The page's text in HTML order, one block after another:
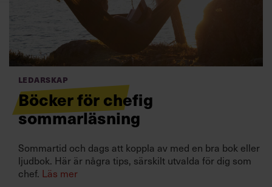
Villkor och policy för
personuppgiftsbehandling
Sök
Ledarskap
Böcker för chefig
sommarläsning
Sommartid och dags att koppla av med en bra bok eller
ljudbok. Här är några tips, särskilt utvalda för dig som
chef. Läs mer